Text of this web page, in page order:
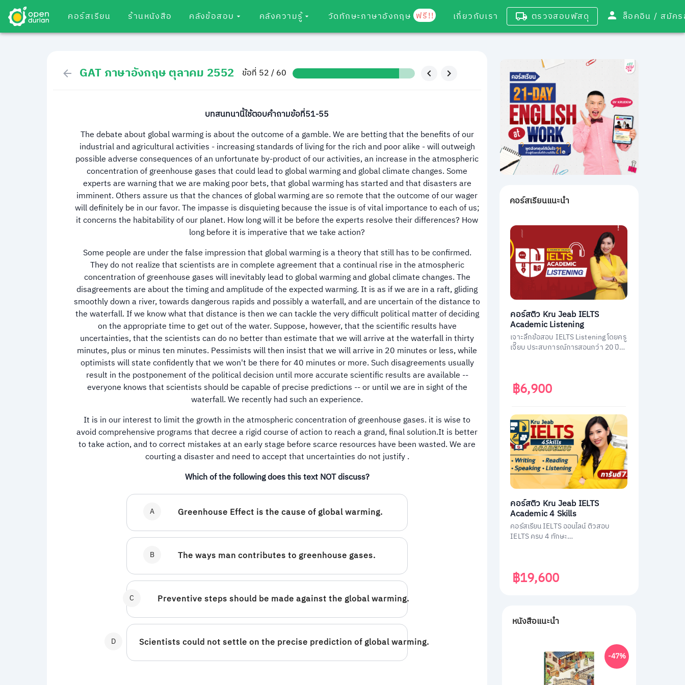
คอร์สเรียน ร้านหนังสือ คลังข้อสอบ คลังความรู้ วัดทักษะภาษาอังกฤษ ฟรี!! เกี่ยวกับเรา ตรวจสอบพัสดุ ล็อคอิน /
GAT ภาษาอังกฤษ ตุลาคม 2552 ข้อที่ 52 / 60
บทสนทนานี้ใช้ตอบคำถามข้อที่51-55
The debate about global warming is about the outcome of a gamble. We are betting that the benefits of our
industrial and agricultural activities - increasing standards of living for the rich and poor alike - will outweigh
possible adverse consequences of an unfortunate by-product of our activities, an increase in the atmospheric
concentration of greenhouse gases that could lead to global warming and global climate changes. Some
experts are warning that we are making poor bets, that global warming has started and that disasters are
imminent. Others assure us that the chances of global warming are so remote that the outcome of our wager
will definitely be in our favor. The impasse is disquieting because the issue is of vital importance to each of us;
it concerns the habitability of our planet. How long will it be before the experts resolve their differences? How
long before it is imperative that we take action?
Some people are under the false impression that global warming is a theory that still has to be confirmed.
They do not realize that scientists are in complete agreement that a continual rise in the atmospheric
concentration of greenhouse gases will inevitably lead to global warming and global climate changes. The
disagreements are about the timing and amplitude of the expected warming. It is as if we are in a raft, gliding
smoothly down a river, towards dangerous rapids and possibly a waterfall, and are uncertain of the distance to
the waterfall. If we know what that distance is then we can tackle the very difficult political matter of deciding
on the appropriate time to get out of the water. Suppose, however, that the scientific results have
uncertainties, that the scientists can do no better than estimate that we will arrive at the waterfall in thirty
minutes, plus or minus ten minutes. Pessimists will then insist that we will arrive in 20 minutes or less, while
optimists will state confidently that we won't be there for 40 minutes or more. Such disagreements usually
result in the postponement of the political decision until more accurate scientific results are available --
everyone knows that scientists should be capable of precise predictions -- or until we are in sight of the
waterfall. We recently had such an experience.
It is in our interest to limit the growth in the atmospheric concentration of greenhouse gases. it is wise to
avoid comprehensive programs that decree a rigid course of action to reach a grand, final solution.It is better
to take action, and to correct mistakes at an early stage before scarce resources have been wasted. We are
courting a disaster and need to accept that uncertainties do not justify .
Which of the following does this text NOT discuss?
A Greenhouse Effect is the cause of global warming.
B The ways man contributes to greenhouse gases.
C Preventive steps should be made against the global warming.
D Scientists could not settle on the precise prediction of global warming.
คอร์สเรียนแนะนำ
คอร์สติว Kru Jeab IELTS
Academic Listening
เจาะลึกข้อสอบ IELTS Listening โดยครู
เจี๊ยบ ประสบการณ์การสอนกว่า 20 ปี
฿6,900
คอร์สติว Kru Jeab IELTS
Academic 4 Skills
คอร์สเรียน IELTS ออนไลน์ ติวสอบ
IELTS ครบ 4 ทักษะ
฿19,600
หนังสือแนะนำ
-47%